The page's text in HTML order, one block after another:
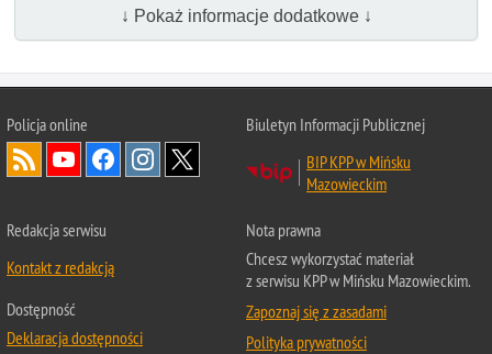
↓ Pokaż informacje dodatkowe ↓
Policja online
Biuletyn Informacji Publicznej
BIP KPP w Mińsku
Mazowieckim
Redakcja serwisu
Kontakt z redakcją
Dostępność
Deklaracja dostępności
Nota prawna
Chcesz wykorzystać materiał
z serwisu KPP w Mińsku Mazowieckim.
Zapoznaj się z zasadami
Polityka prywatności